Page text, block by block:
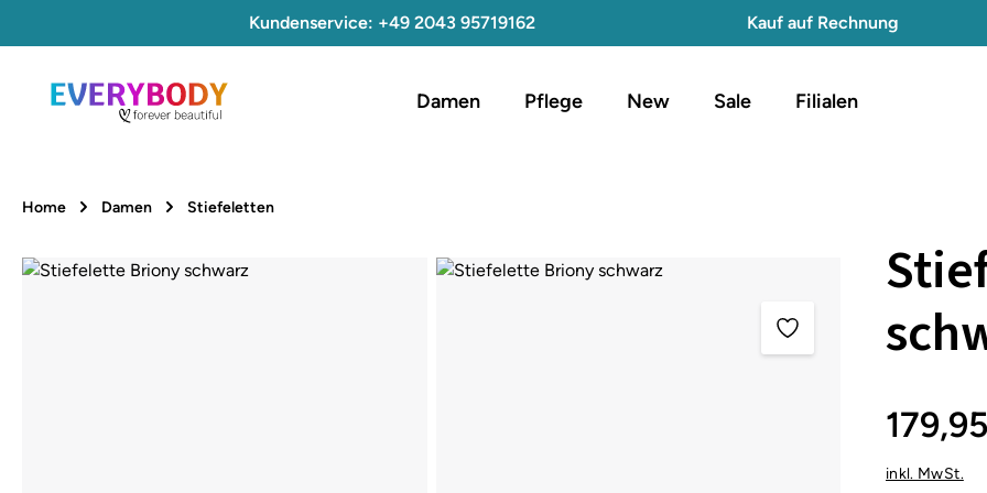
Zur Hauptnavigation springenKundenservice: +49 2043 95719162 Kauf auf Rechnung
Damen Pflege New Sale Filialen
Home Damen Stiefeletten
Bildergalerie überspringen
inkl. MwSt.